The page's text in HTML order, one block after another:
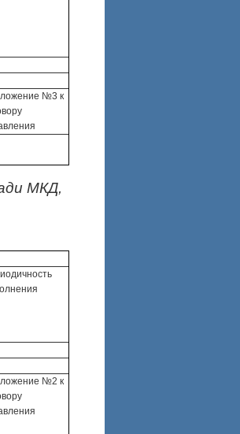
№3 к
МКД,
№2 к